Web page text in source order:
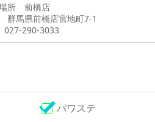
所 前橋店
馬県前橋店宮地町7-1
290-3033
パワステ